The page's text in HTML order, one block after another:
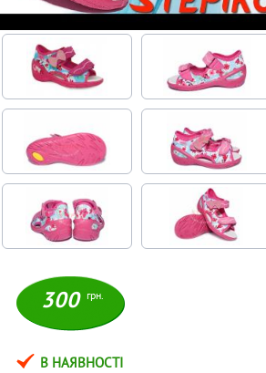
300 грн.
В НАЯВНОСТІ